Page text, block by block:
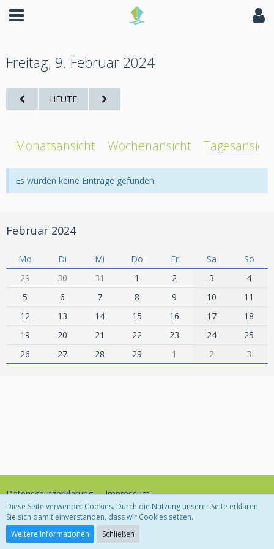
Freitag, 9. Februar 2024
HEUTE
Monatsansicht Wochenansicht Tagesansicht
Es wurden keine Einträge gefunden.
Februar 2024
Mo Di Mi Do Fr Sa
So
29
30 31 1 2 3
4
5
6 7 8 9 10
11
12
13 14 15 16 17
18
19
20 21 22 23 24
25
26
27 28 29 1 2 3
Datenschutzerklärung Impressum
Community-Software:
Diese Seite verwendet Cookies. Durch die Nutzung unserer Seite erklären
Sie sich damit einverstanden, dass wir Cookies setzen.
Weitere Informationen
Schließen